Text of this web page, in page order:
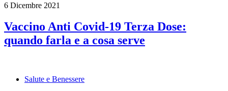
6 Dicembre 2021
Vaccino Anti Covid-19 Terza Dose:
quando farla e a cosa serve
Salute e Benessere